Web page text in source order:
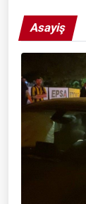
Asayiş